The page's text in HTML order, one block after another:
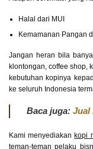
Halal dari MUI
Kemamanan Pangan
Jangan heran bila
klontongan, coffee shop,
kebutuhan kopinya
ke seluruh Indonesia
Baca juga: Jual
Kami menyediakankopi
teman-teman pelaku